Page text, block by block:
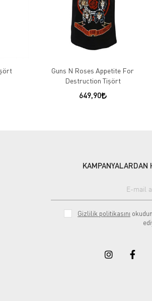
Guns N Roses Appetite For
Destruction Tişört
649,90
KAMPANYALARDAN
Gizlilik politikasını